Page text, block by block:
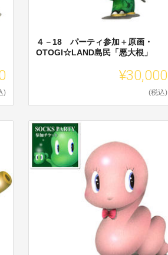
)
４－18 パーティ参加＋原画・
OTOGI☆LAND島民「悪大根」
¥30,000
(税込)